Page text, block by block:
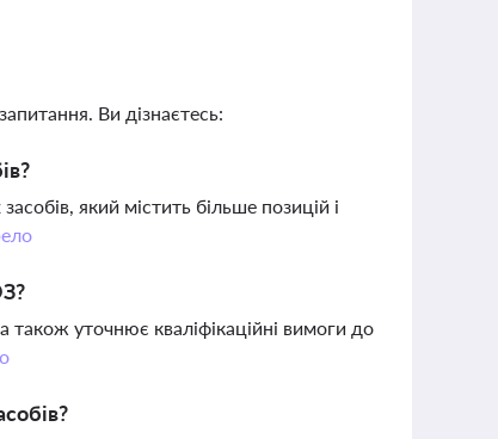
Ви дізнаєтесь:
який містить більше позицій і
також уточнює кваліфікаційні вимоги до